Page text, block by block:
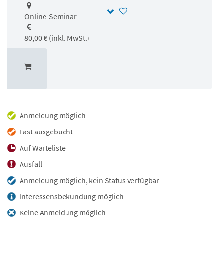
Online-Seminar
80,00 € (inkl. MwSt.)
Anmeldung möglich
Fast ausgebucht
Auf Warteliste
Ausfall
Anmeldung möglich, kein Status verfügbar
Interessensbekundung möglich
Keine Anmeldung möglich